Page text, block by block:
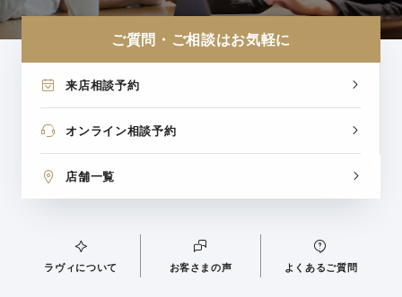
ご質問・ご相談はお気軽に
来店相談予約
オンライン相談予約
店舗一覧
ラヴィについて お客さまの声 よくあるご質問